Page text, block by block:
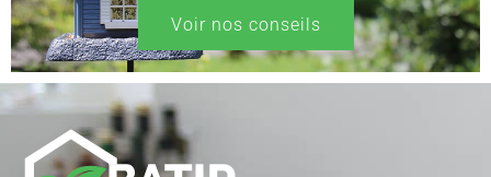
Voir nos conseils